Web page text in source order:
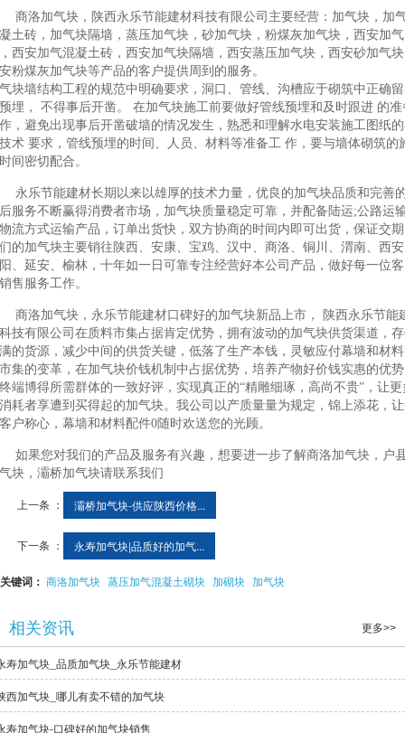
商洛加气块，陕西永乐节能建材科技有限公司主要经营：加气块，加
土砖，加气块隔墙，蒸压加气块，砂加气块，粉煤灰加气块，西安加气
西安加气混凝土砖，西安加气块隔墙，西安蒸压加气块，西安砂加气
粉煤灰加气块等产品的客户提供周到的服务。
块墙结构工程的规范中明确要求，洞口、管线、沟槽应于砌筑中正确
埋， 不得事后开凿。 在加气块施工前要做好管线预埋和及时跟进 的准
，避免出现事后开凿破墙的情况发生，熟悉和理解水电安装施工图纸
术 要求，管线预埋的时间、人员、材料等准备工 作，要与墙体砌筑的
间密切配合。
永乐节能建材长期以来以雄厚的技术力量，优良的加气块品质和完善
服务不断赢得消费者市场，加气块质量稳定可靠，并配备陆运;公路运
流方式运输产品，订单出货快，双方协商的时间内即可出货，保证交
的加气块主要销往陕西、安康、宝鸡、汉中、商洛、铜川、渭南、西
、延安、榆林，十年如一日可靠专注经营好本公司产品，做好每一位
售服务工作。
商洛加气块，永乐节能建材口碑好的加气块新品上市， 陕西永乐节能
技有限公司在质料市集占据肯定优势，拥有波动的加气块供货渠道，
的货源，减少中间的供货关键，低落了生产本钱，灵敏应付幕墙和材
集的变革，在加气块价钱机制中占据优势，培养产物好价钱实惠的优
端博得所需群体的一致好评，实现真正的“精雕细琢，高尚不贵”，让更
耗者享遭到买得起的加气块。我公司以产质量量为规定，锦上添花，
户称心，幕墙和材料配件0随时欢送您的光顾。
如果您对我们的产品及服务有兴趣，想要进一步了解商洛加气块，户
块，灞桥加气块请联系我们
上一条 ： 灞桥加气块-供应陕西价格...
下一条 ： 永寿加气块|品质好的加气...
关键词： 商洛加气块 蒸压加气混凝土砌块 加砌块 加气块
相关资讯 更多>>
寿加气块_品质加气块_永乐节能建材
西加气块_哪儿有卖不错的加气块
寿加气块-口碑好的加气块销售